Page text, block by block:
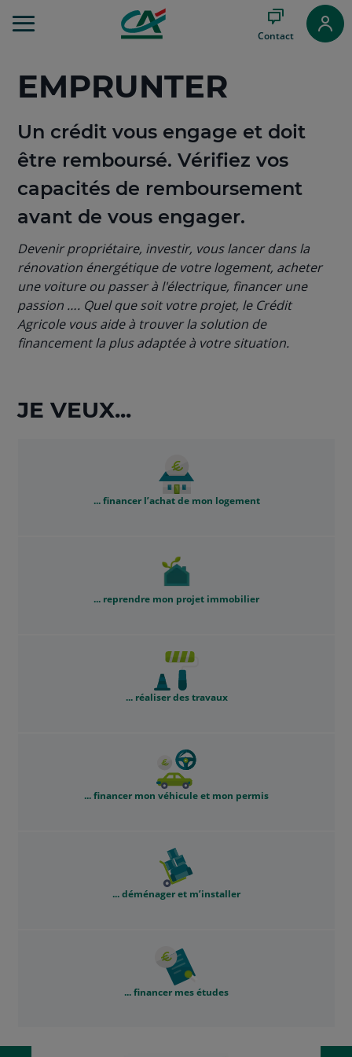
au
Contenu
Aller
de
page
Contact
EMPRUNTER
Un crédit vous engage et doit
être remboursé. Vérifiez vos
capacités de remboursement
avant de vous engager.
Devenir propriétaire, investir, vous lancer dans la
rénovation énergétique de votre logement, acheter
une voiture ou passer à l'électrique, financer une
passion …. Quel que soit votre projet, le Crédit
Agricole vous aide à trouver la solution de
financement la plus adaptée à votre situation.
JE VEUX...
... financer l’achat de mon logement
... reprendre mon projet immobilier
... réaliser des travaux
... financer mon véhicule et mon permis
... déménager et m’installer
... financer mes études